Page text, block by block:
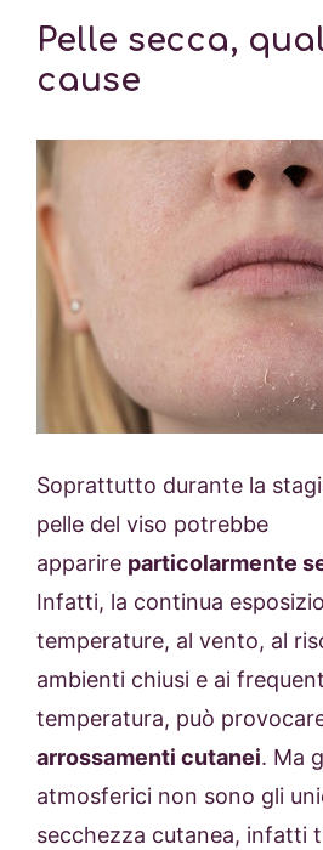
Pelle secca,
cause
Soprattutto durante la
pelle del viso potrebbe
apparire particolarmente
Infatti, la continua
temperature, al vento, al
ambienti chiusi e ai
temperatura, può
arrossamenti cutanei. Ma
atmosferici non sono gli
secchezza cutanea, infatti